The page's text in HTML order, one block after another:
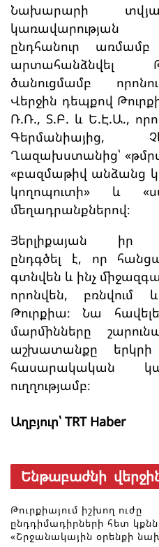
Նախարարի
կառավարության
ընդհանուր
արտահանձնվել
ծանուցմամբ
Վերջին դեպքով
Ռ.Ռ., Տ.Բ. և Ե.Է.Ա.,
Գերմանիայից,
Ղազախստանից՝
«բազմաթիվ անձանց
կողոպուտի» և
մեղադրանքներով։
Յերլիքայան իր
ընդգծել է, որ
գտնվեն և ինչ
որոնվեն, բռնվում
Թուրքիա։ Նա
մարմինները
աշխատանքը
հասարակական
ուղղությամբ։
Աղբյուր՝ TRT Haber
Ենթաբաժնի վերջին
Թուրքիայում իշխող ուժը
ընդդիմադիրների հետ
«Շրջանակային օրենքի